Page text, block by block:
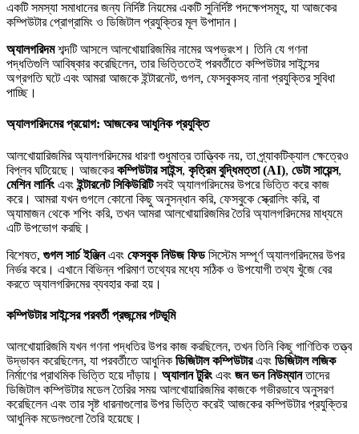
একটি সমস্যা সমাধানের জন্য নির্দিষ্ট নিয়মের একটি সুনির্দিষ্ট পদক্ষেপসমূহ, যা আজকের
কম্পিউটার প্রোগ্রামিং ও ডিজিটাল প্রযুক্তির মূল উপাদান।
অ্যালগরিদমশব্দটি আসলে আলখোয়ারিজমির নামের অপভ্রংশ। তিনি যে গণনা
পদ্ধতিগুলি আবিষ্কার করেছিলেন, তার ভিত্তিতেই পরবর্তীতে কম্পিউটার সাইন্সের
অগ্রগতি ঘটে এবং আমরা আজকে ইন্টারনেট, গুগল, ফেসবুকসহ নানা প্রযুক্তির সুবিধা
পাচ্ছি।
অ্যালগরিদমের প্রয়োগ: আজকের আধুনিক প্রযুক্তি
আলখোয়ারিজমির অ্যালগরিদমের ধারণা শুধুমাত্র তাত্ত্বিক নয়, তা প্র্যাকটিক্যাল ক্ষেত্রেও
বিপ্লব ঘটিয়েছে। আজকেরকম্পিউটার সাইন্স, কৃত্রিম বুদ্ধিমত্তা (AI), ডেটা সায়েন্স,
মেশিন লার্নিংএবংইন্টারনেট সিকিউরিটিসবই অ্যালগরিদমের উপরে ভিত্তি করে কাজ
করে। আমরা যখন গুগলে কোনো কিছু অনুসন্ধান করি, ফেসবুকে স্ক্রোলিং করি, বা
অ্যামাজন থেকে শপিং করি, তখন আমরা আলখোয়ারিজমির তৈরি অ্যালগরিদমের মাধ্যমে
এটি উপভোগ করছি।
বিশেষত, গুগল সার্চ ইঞ্জিনএবং ফেসবুক নিউজ ফিডসিস্টেম সম্পূর্ণ অ্যালগরিদমের উপর
নির্ভর করে। এখানে বিভিন্ন পরিমাণ তথ্যের মধ্যে সঠিক ও উপযোগী তথ্য খুঁজে বের
করতে অ্যালগরিদমের ব্যবহার করা হয়।
কম্পিউটার সাইন্সের পরবর্তী প্রজন্মের পটভূমি
আলখোয়ারিজমি যখন গণনা পদ্ধতির উপর কাজ করছিলেন, তখন তিনি কিছু গাণিতিক তত্ত্ব
উদ্ভাবন করেছিলেন, যা পরবর্তীতে আধুনিক ডিজিটাল কম্পিউটারএবং ডিজিটাল লজিক
নির্মাণের প্রাথমিক ভিত্তি হয়ে দাঁড়ায়। অ্যালান টুরিংএবং জন ভন নিউম্যানতাদের
ডিজিটাল কম্পিউটার মডেল তৈরির সময় আলখোয়ারিজমির কাজকে গভীরভাবে অনুসরণ
করেছিলেন এবং তার সৃষ্ট ধারনাগুলোর উপর ভিত্তি করেই আজকের কম্পিউটার প্রযুক্তির
আধুনিক মডেলগুলো তৈরি হয়েছে।